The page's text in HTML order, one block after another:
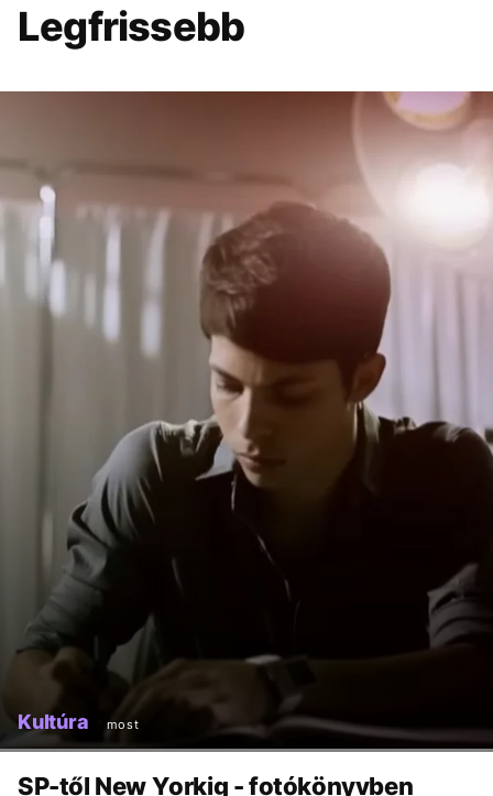
Legfrissebb
Kultúra most
SP-től New Yorkig - fotókönyvben